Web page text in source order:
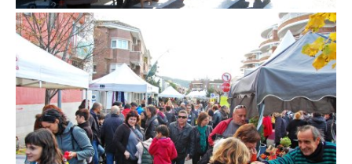
Fira de la col de la Roca del Vallès